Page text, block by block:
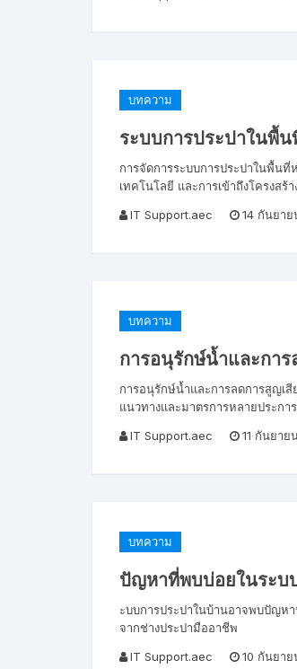
บทความ
ระบบการประปาในพื้
การจัดการระบบการประปาในพื้น
เทคโนโลยี และการเข้าถึงโครงสร้
IT Support.aec
14 กันยา
บทความ
การอนุรักษ์น้ำและกา
การอนุรักษ์น้ำและการลดการสูญเ
แนวทางและมาตรการหลายประก
IT Support.aec
11 กันยาย
บทความ
ปัญหาที่พบบ่อยในระบ
ะบบการประปาในบ้านอาจพบปัญห
จากช่างประปามืออาชีพ
IT Support.aec
10 กันยา